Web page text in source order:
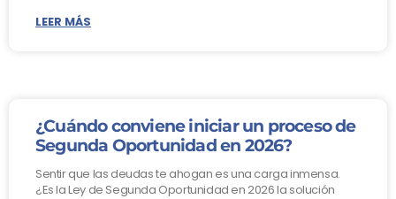
LEER MÁS
¿Cuándo conviene iniciar un proceso de
Segunda Oportunidad en 2026?
Sentir que las deudas te ahogan es una carga inmensa.
¿Es la Ley de Segunda Oportunidad en 2026 la solución